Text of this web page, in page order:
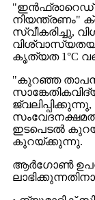
"ഇൻഫ്രാറെഡ്
സ്വീകരിച്ചു,
കൃത്യത 1°C
"കുറഞ്ഞ
സംവേദനക്ഷമത
ഇടപെടൽ
കുറയ്ക്കുന്നു.
ആർഗോൺ